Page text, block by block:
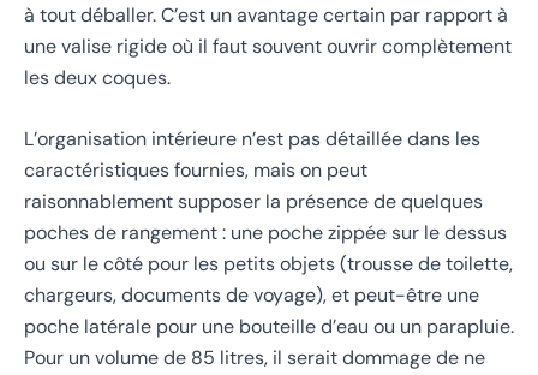
à tout déballer. C’est un avantage certain par rapport à
une valise rigide où il faut souvent ouvrir complètement
les deux coques.
L’organisation intérieure n’est pas détaillée dans les
caractéristiques fournies, mais on peut
raisonnablement supposer la présence de quelques
poches de rangement : une poche zippée sur le dessus
ou sur le côté pour les petits objets (trousse de toilette,
chargeurs, documents de voyage), et peut-être une
poche latérale pour une bouteille d’eau ou un parapluie.
Pour un volume de 85 litres, il serait dommage de ne